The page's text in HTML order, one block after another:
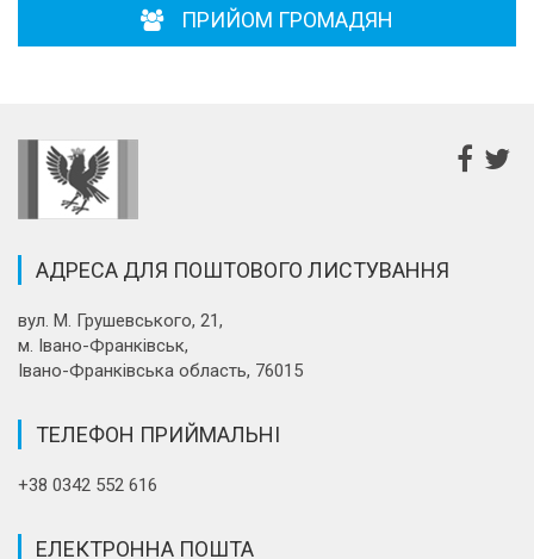
ПРИЙОМ ГРОМАДЯН
АДРЕСА ДЛЯ ПОШТОВОГО ЛИСТУВАННЯ
вул. М. Грушевського, 21,
м. Івано-Франківськ,
Івано-Франківська область, 76015
ТЕЛЕФОН ПРИЙМАЛЬНІ
+38 0342 552 616
ЕЛЕКТРОННА ПОШТА